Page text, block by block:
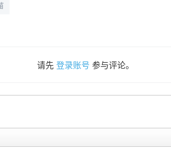
请先 登录账号 参与评论。